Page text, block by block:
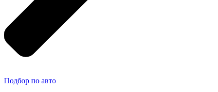
Подбор по авто